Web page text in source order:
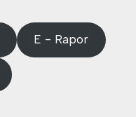
E - Rapor